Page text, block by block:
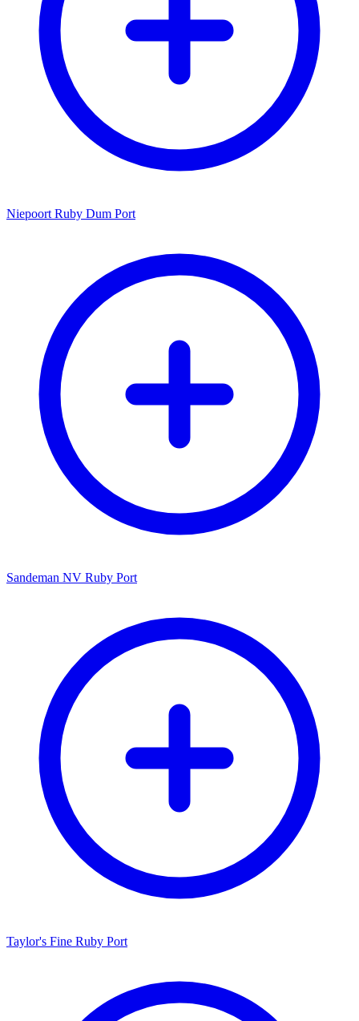
Niepoort Ruby Dum Port
Sandeman NV Ruby Port
Taylor's Fine Ruby Port